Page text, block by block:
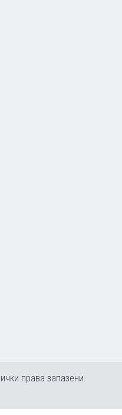
права запазени.